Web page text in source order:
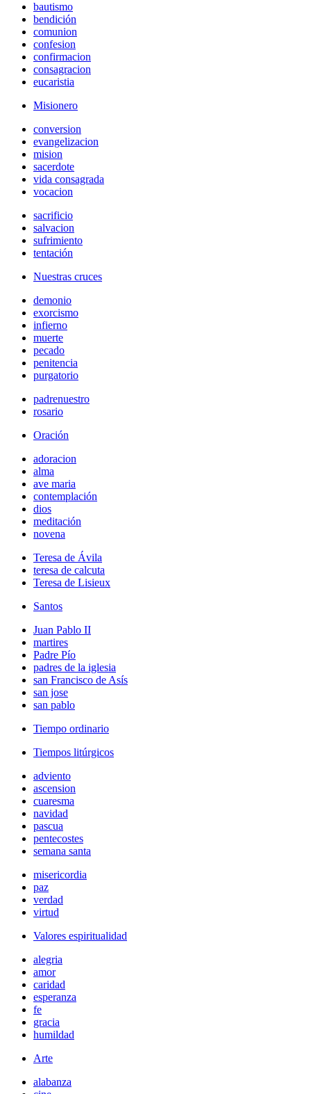
bautismo
bendición
comunion
confesion
confirmacion
consagracion
eucaristia
Misionero
conversion
evangelizacion
mision
sacerdote
vida consagrada
vocacion
sacrificio
salvacion
sufrimiento
tentación
Nuestras cruces
demonio
exorcismo
infierno
muerte
pecado
penitencia
purgatorio
padrenuestro
rosario
Oración
adoracion
alma
ave maria
contemplación
dios
meditación
novena
Teresa de Ávila
teresa de calcuta
Teresa de Lisieux
Santos
Juan Pablo II
martires
Padre Pío
padres de la iglesia
san Francisco de Asís
san jose
san pablo
Tiempo ordinario
Tiempos litúrgicos
adviento
ascension
cuaresma
navidad
pascua
pentecostes
semana santa
misericordia
paz
verdad
virtud
Valores espiritualidad
alegria
amor
caridad
esperanza
fe
gracia
humildad
Arte
alabanza